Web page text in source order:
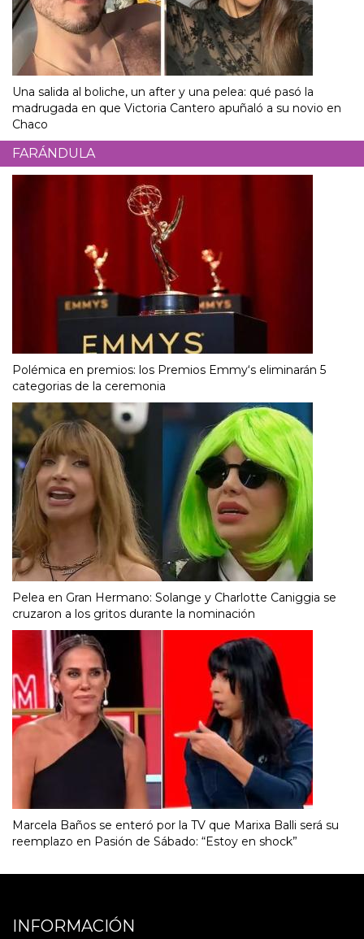
Una salida al boliche, un after y una pelea: qué pasó la
madrugada en que Victoria Cantero apuñaló a su novio en
Chaco
FARÁNDULA
Polémica en premios: los Premios Emmy‘s eliminarán 5
categorias de la ceremonia
Pelea en Gran Hermano: Solange y Charlotte Caniggia se
cruzaron a los gritos durante la nominación
Marcela Baños se enteró por la TV que Marixa Balli será su
reemplazo en Pasión de Sábado: “Estoy en shock”
INFORMACIÓN